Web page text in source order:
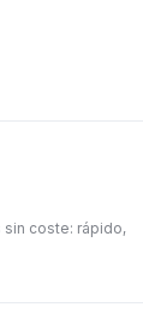
coste: rápido,